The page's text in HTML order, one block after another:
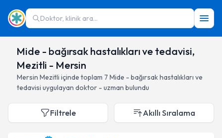
Doktor, klinik ara...
Mide - bağırsak hastalıkları ve tedavisi,
Mezitli - Mersin
Mersin Mezitli içinde toplam 7 Mide - bağırsak hastalıkları ve
tedavisi uygulayan doktor - uzman bulundu
Filtrele Akıllı Sıralama